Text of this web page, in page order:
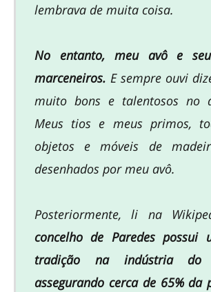
lembrava de muita coisa.
No entanto, meu avô e
marceneiros. E sempre ouvi
muito bons e talentosos no
Meus tios e meus primos,
objetos e móveis de
desenhados por meu avô.
Posteriormente, li na
concelho de Paredes possui
tradição na indústria do
assegurando cerca de 65% da